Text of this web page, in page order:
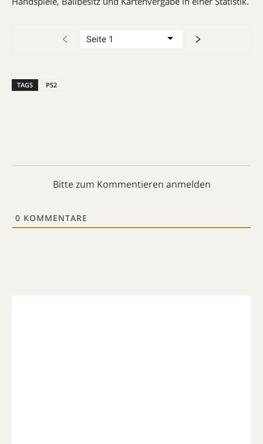
TAGS PS2
Bitte zum Kommentieren anmelden
0 KOMMENTARE